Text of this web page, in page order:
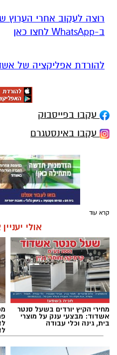
רוצה לעקוב אחרי הערוץ
ב-WhatsApp לחצו כאן
להורדת אפליקציה של
עקבו בפייסבוק
עקבו באינסטגרם
קרא עוד
אולי
מחירי הקיץ יורדים בשעל סנטר
אשדוד: מבצעי ענק על מוצרי
בית, גינה וכלי עבודה